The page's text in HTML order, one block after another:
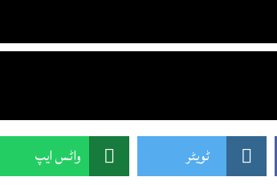
ٹویٹر واٹس ایپ